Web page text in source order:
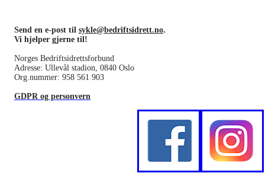
Send en e-post til sykle@bedriftsidrett.no.
Vi hjelper gjerne til!
Norges Bedriftsidrettsforbund
Adresse: Ullevål stadion, 0840 Oslo
Org.nummer: 958 561 903
GDPR og personvern